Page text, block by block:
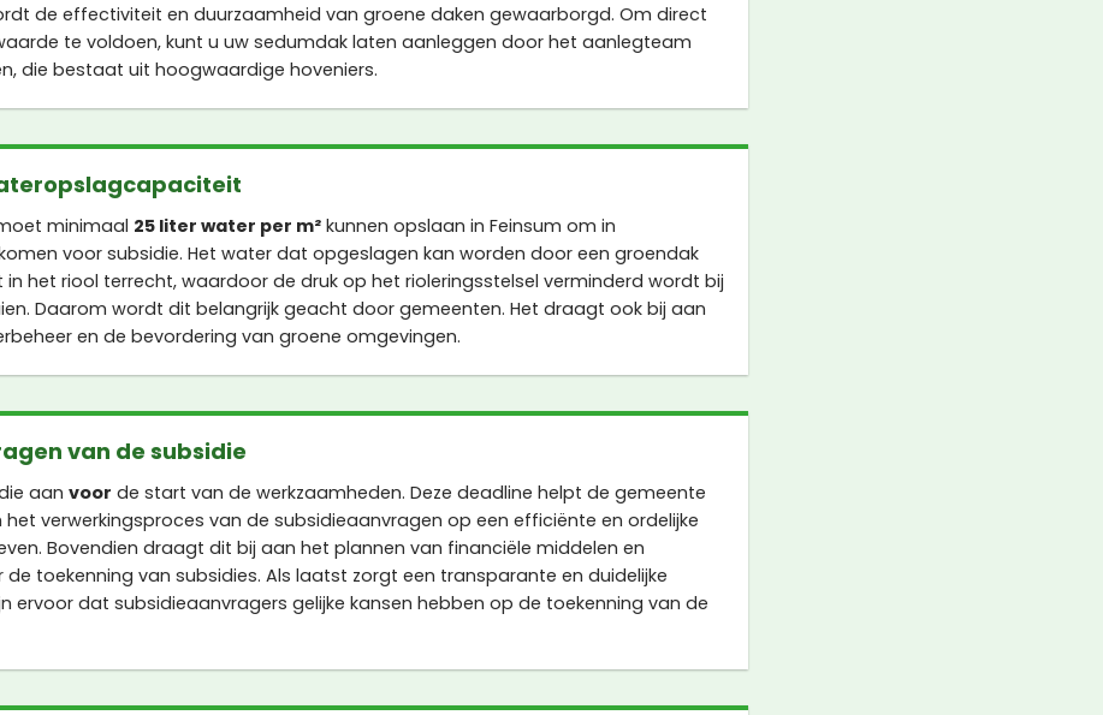
de effectiviteit en duurzaamheid van groene daken gewaarborgd. Om direct
te voldoen, kunt u uw sedumdak laten aanleggen door het aanlegteam
die bestaat uit hoogwaardige hoveniers.
minimaal 25 liter water per m² kunnen opslaan in Feinsum om in
voor subsidie. Het water dat opgeslagen kan worden door een groendak
het riool terrecht, waardoor de druk op het rioleringsstelsel verminderd wordt bij
Daarom wordt dit belangrijk geacht door gemeenten. Het draagt ook bij aan
en de bevordering van groene omgevingen.
van de subsidie
aan voor de start van de werkzaamheden. Deze deadline helpt de gemeente
het verwerkingsproces van de subsidieaanvragen op een efficiënte en ordelijke
Bovendien draagt dit bij aan het plannen van financiële middelen en
toekenning van subsidies. Als laatst zorgt een transparante en duidelijke
ervoor dat subsidieaanvragers gelijke kansen hebben op de toekenning van de